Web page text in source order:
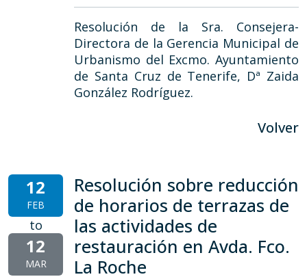
Resolución de la Sra. Consejera-
Directora de la Gerencia Municipal de
Urbanismo del Excmo. Ayuntamiento
de Santa Cruz de Tenerife, Dª Zaida
González Rodríguez.
Volver
12
FEB
to
12
MAR
Resolución sobre reducción
de horarios de terrazas de
las actividades de
restauración en Avda. Fco.
La Roche